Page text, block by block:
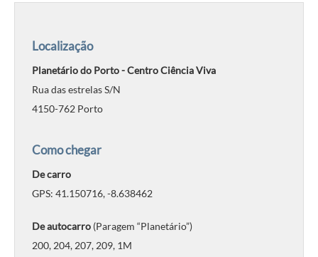
Localização
Planetário do Porto - Centro Ciência Viva
Rua das estrelas S/N
4150-762 Porto
Como chegar
De carro
GPS: 41.150716, -8.638462
De autocarro (Paragem “Planetário”)
200, 204, 207, 209, 1M